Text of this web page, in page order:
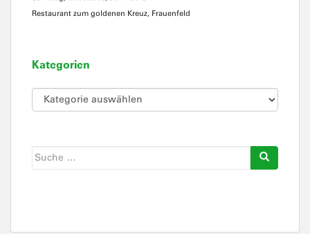
Restaurant zum goldenen Kreuz, Frauenfeld
Kategorien
Kategorien
Suche